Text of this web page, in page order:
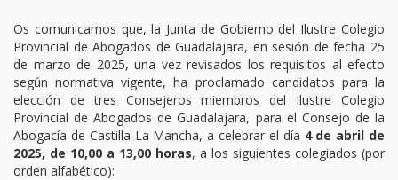
ATENCIÓN A LA CIUDADANÍA
Os comunicamos que, la Junta de Gobierno del Ilustre Colegio
Provincial de Abogados de Guadalajara, en sesión de fecha 25
de marzo de 2025, una vez revisados los requisitos al efecto
según normativa vigente, ha proclamado candidatos para la
elección de tres Consejeros miembros del Ilustre Colegio
Provincial de Abogados de Guadalajara, para el Consejo de la
Abogacía de Castilla-La Mancha, a celebrar el día 4 de abril de
2025, de 10,00 a 13,00 horas, a los siguientes colegiados (por
orden alfabético):